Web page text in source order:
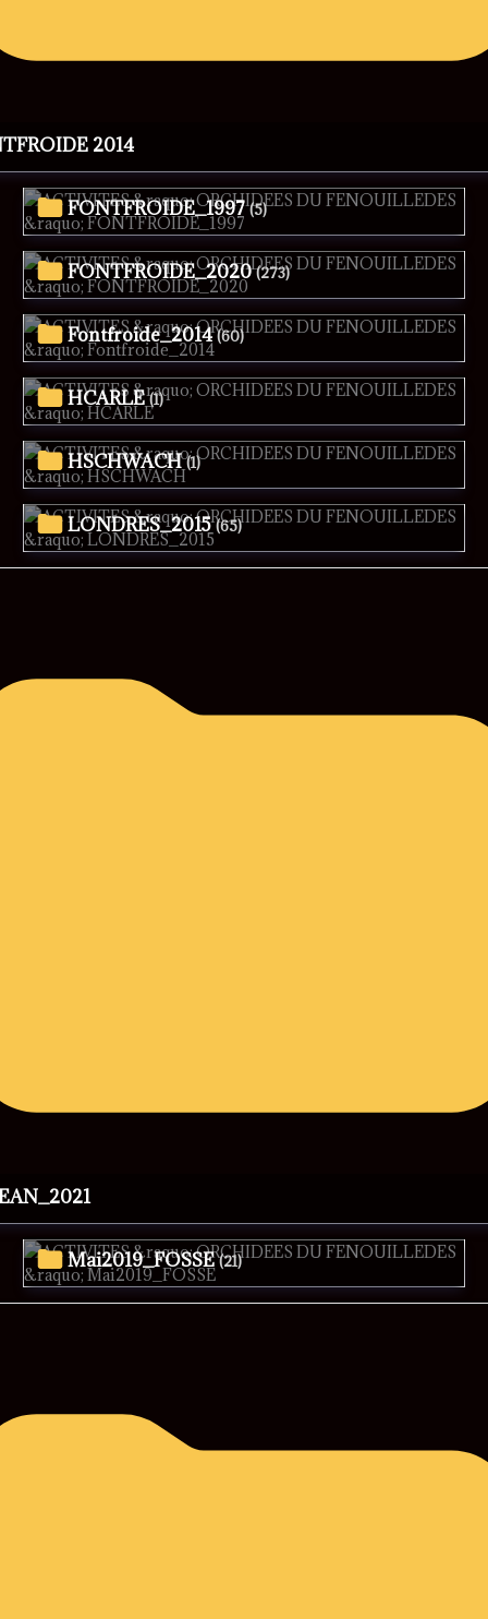
2014
FONTFROIDE_1997 (5)
FONTFROIDE_2020 (273)
Fontfroide_2014 (60)
HCARLE (1)
HSCHWACH (1)
LONDRES_2015 (65)
Mai2019_FOSSE (21)